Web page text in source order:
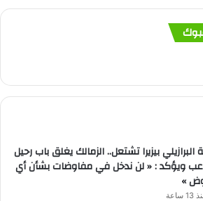
البرازيلي بيزيرا تشتعل.. الزمالك يغلق باب رحيل
ويؤكد : « لن ندخل في مفاوضات بشأن أي
»
ساعة